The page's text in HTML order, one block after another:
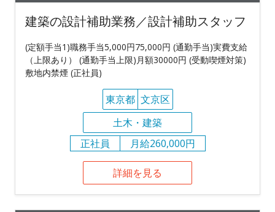
建築の設計補助業務／設計補助スタッフ
(定額手当1)職務手当5,000円75,000円 (通勤手当)実費支給
（上限あり） (通勤手当上限)月額30000円 (受動喫煙対策)
敷地内禁煙 (正社員)
東京都 文京区
土木・建築
正社員
月給260,000円
詳細を見る